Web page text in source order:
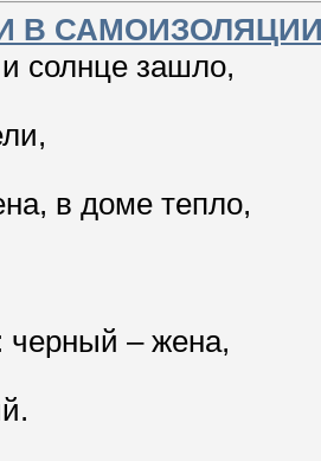
В
солнце зашло,
в доме тепло,
черный – жена,